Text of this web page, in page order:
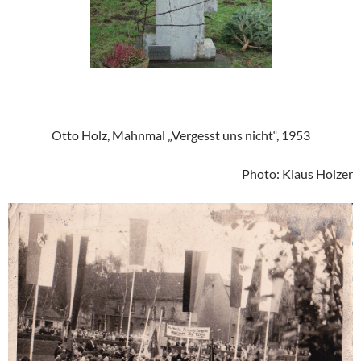
Otto Holz, Mahnmal „Vergesst uns nicht“, 1953
Photo: Klaus Holzer